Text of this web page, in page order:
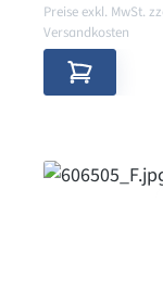
Preise exkl. MwSt.
Versandkosten